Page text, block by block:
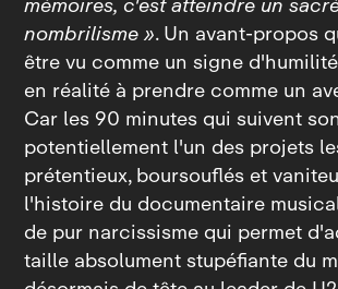
nombrilisme ». Un avant‑propos
être vu comme un signe
en réalité à prendre comme un
Car les 90 minutes qui suivent
potentiellement l'un des projets
prétentieux, boursouflés et
l'histoire du documentaire
de pur narcissisme qui permet
taille absolument stupéfiante du